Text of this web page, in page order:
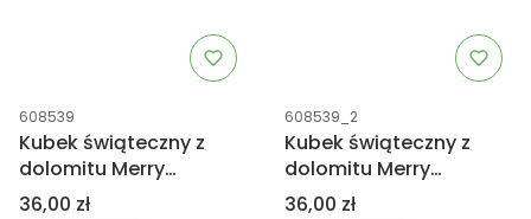
Kod produktu
608539
Kubek świąteczny z
dolomitu Merry
Christmas I
Cena
36,00 zł
Kod produktu
608539_2
Kubek świąteczny z
dolomitu Merry
Christmas II
Cena
36,00 zł